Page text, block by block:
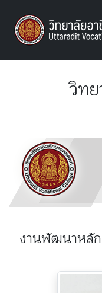
UTTVC
วิท
งานพัฒนาหลัก